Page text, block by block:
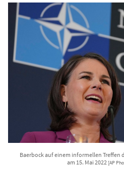
Baerbock auf einem informellen
am 15. Mai 2022 [AP